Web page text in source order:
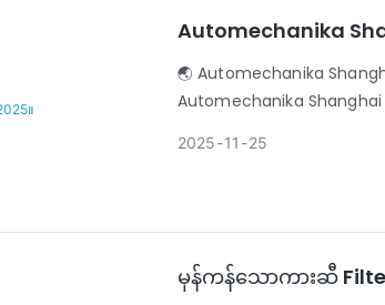
Automechanika
🌏 Automechanika
Automechanika
2025 11 25
မှန်ကန်သောကားဆီ